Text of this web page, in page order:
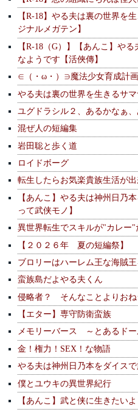
【R-18】やる夫は裏の世界を
ジナルメガテン】
【R-18（G）】【あんこ】や
なようです【活俠傳】
∈（・ω・）∋魔法少女育成計画
やる夫は裏の世界を生きるサ
ユグドラシル２、あるかなぁ、
混ぜ人の短編集
岩田聡と歩く道
ロイドボーグ
転生したらお気楽貴族生活が
【あんこ】やる夫は神州日乃
って武侠モノ】
異世界転生でスキルが"カレー"
【２０２６年 夏の短編祭】
ブロリーはハーレム王な海賊
蛮族島だよやる夫くん
侵略者？ そんなことよりおね
【エター】専守防衛蛮族
メモリーバース ～とあるドー
金！権力！SEX！な物語
やる夫は神州日乃本をダイス
僕とユウキの異世界紀行
【あんこ】武と侠に生きたい